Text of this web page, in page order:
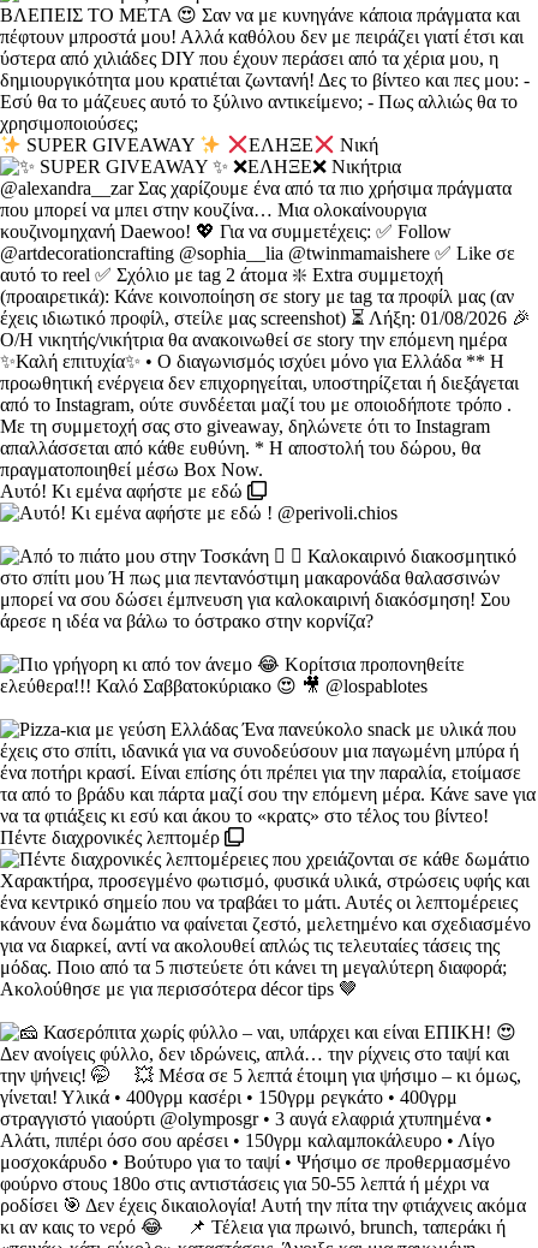
SUPER GIVEAWAY ΕΛΗΞΕ Νική
Αυτό! Κι εμένα αφήστε με εδώ
Πέντε διαχρονικές λεπτομέρ